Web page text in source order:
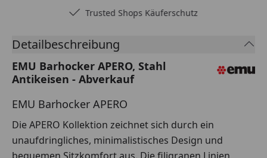
Trusted Shops Käuferschutz
Detailbeschreibung
EMU Barhocker APERO, Stahl
Antikeisen - Abverkauf
EMU Barhocker APERO
Die APERO Kollektion zeichnet sich durch ein
unaufdringliches, minimalistisches Design und